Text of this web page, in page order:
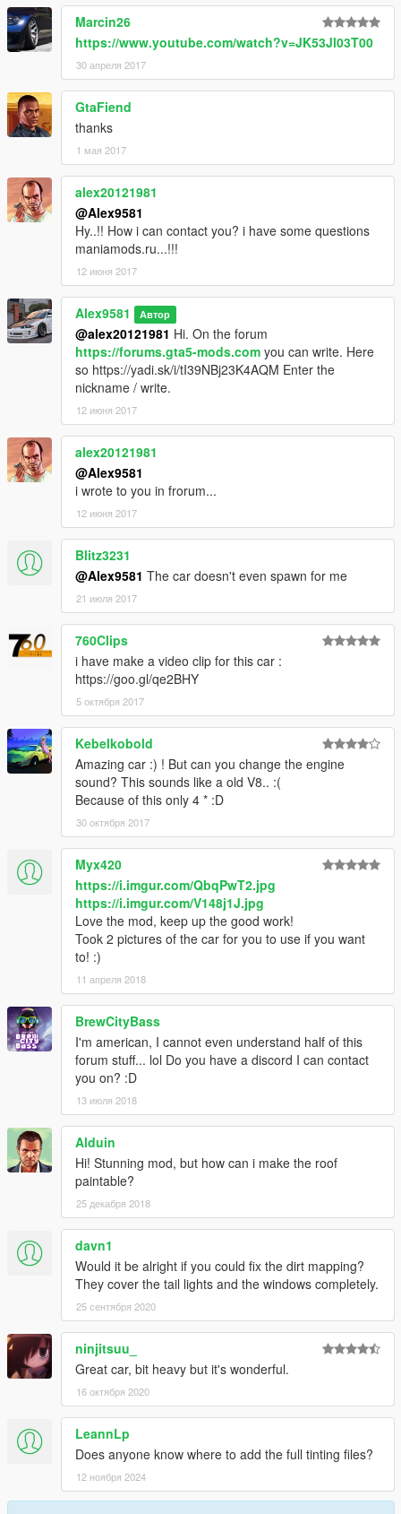
Marcin26
https://www.youtube.com/watch?v=JK53Jl03T00
30 апреля 2017
GtaFiend
thanks
1 мая 2017
alex20121981
@Alex9581
Hy..!! How i can contact you? i have some questions
maniamods.ru...!!!
12 июня 2017
Alex9581 Автор
@alex20121981 Hi. On the forum
https://forums.gta5-mods.com you can write. Here
so https://yadi.sk/i/tI39NBj23K4AQM Enter the
nickname / write.
12 июня 2017
alex20121981
@Alex9581
i wrote to you in frorum...
12 июня 2017
Blitz3231
@Alex9581 The car doesn't even spawn for me
21 июля 2017
760Clips
i have make a video clip for this car :
https://goo.gl/qe2BHY
5 октября 2017
Kebelkobold
Amazing car :) ! But can you change the engine
sound? This sounds like a old V8.. :(
Because of this only 4 * :D
30 октября 2017
Myx420
https://i.imgur.com/QbqPwT2.jpg
https://i.imgur.com/V148j1J.jpg
Love the mod, keep up the good work!
Took 2 pictures of the car for you to use if you want
to! :)
11 апреля 2018
BrewCityBass
I'm american, I cannot even understand half of this
forum stuff... lol Do you have a discord I can contact
you on? :D
13 июля 2018
Alduin
Hi! Stunning mod, but how can i make the roof
paintable?
25 декабря 2018
davn1
Would it be alright if you could fix the dirt mapping?
They cover the tail lights and the windows completely.
25 сентября 2020
ninjitsuu_
Great car, bit heavy but it's wonderful.
16 октября 2020
LeannLp
Does anyone know where to add the full tinting files?
12 ноября 2024